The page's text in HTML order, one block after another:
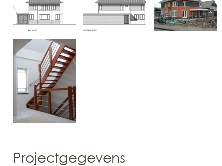
Projectgegevens